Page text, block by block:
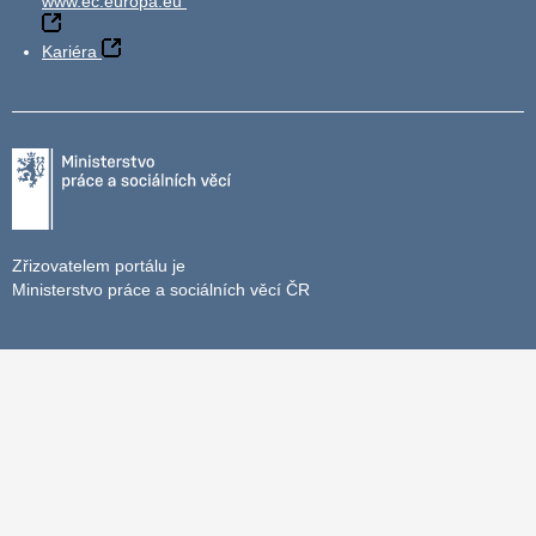
Kariéra
Zřizovatelem portálu je
Ministerstvo práce a sociálních věcí ČR